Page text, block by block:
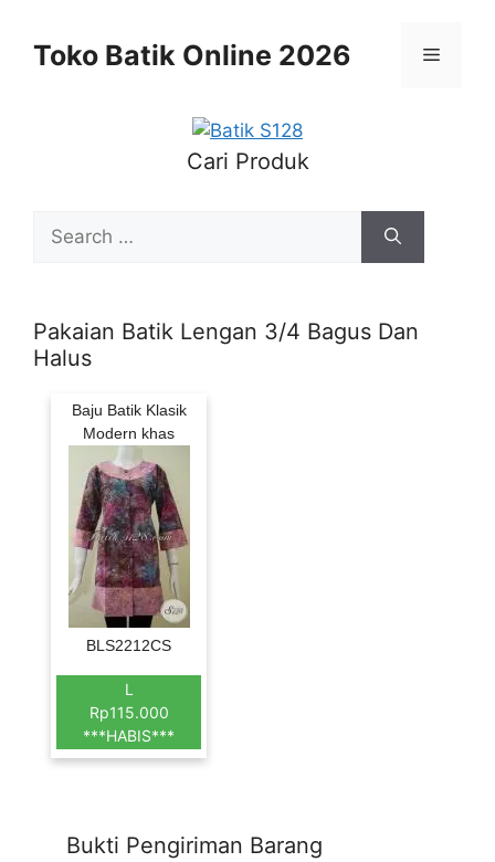
contentToko Batik Online 2026 Menu
Cari Produk
for:
Pakaian Batik Lengan 3/4 Bagus Dan
Halus
Baju Batik Klasik
Modern khas
BLS2212CS
L
Rp115.000
***HABIS***
Bukti Pengiriman Barang